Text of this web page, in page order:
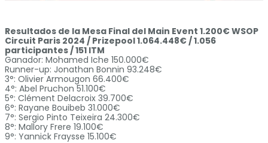
Resultados de la Mesa Final del Main Event 1.200€ WSOP
Circuit Paris 2024 / Prizepool 1.064.448€ / 1.056
participantes / 151 ITM
Ganador: Mohamed Iche 150.000€
Runner-up: Jonathan Bonnin 93.248€
3°: Olivier Armougon 66.400€
4°: Abel Pruchon 51.100€
5°: Clément Delacroix 39.700€
6°: Rayane Bouibeb 31.000€
7°: Sergio Pinto Teixeira 24.300€
8°: Mallory Frere 19.100€
9°: Yannick Fraysse 15.100€